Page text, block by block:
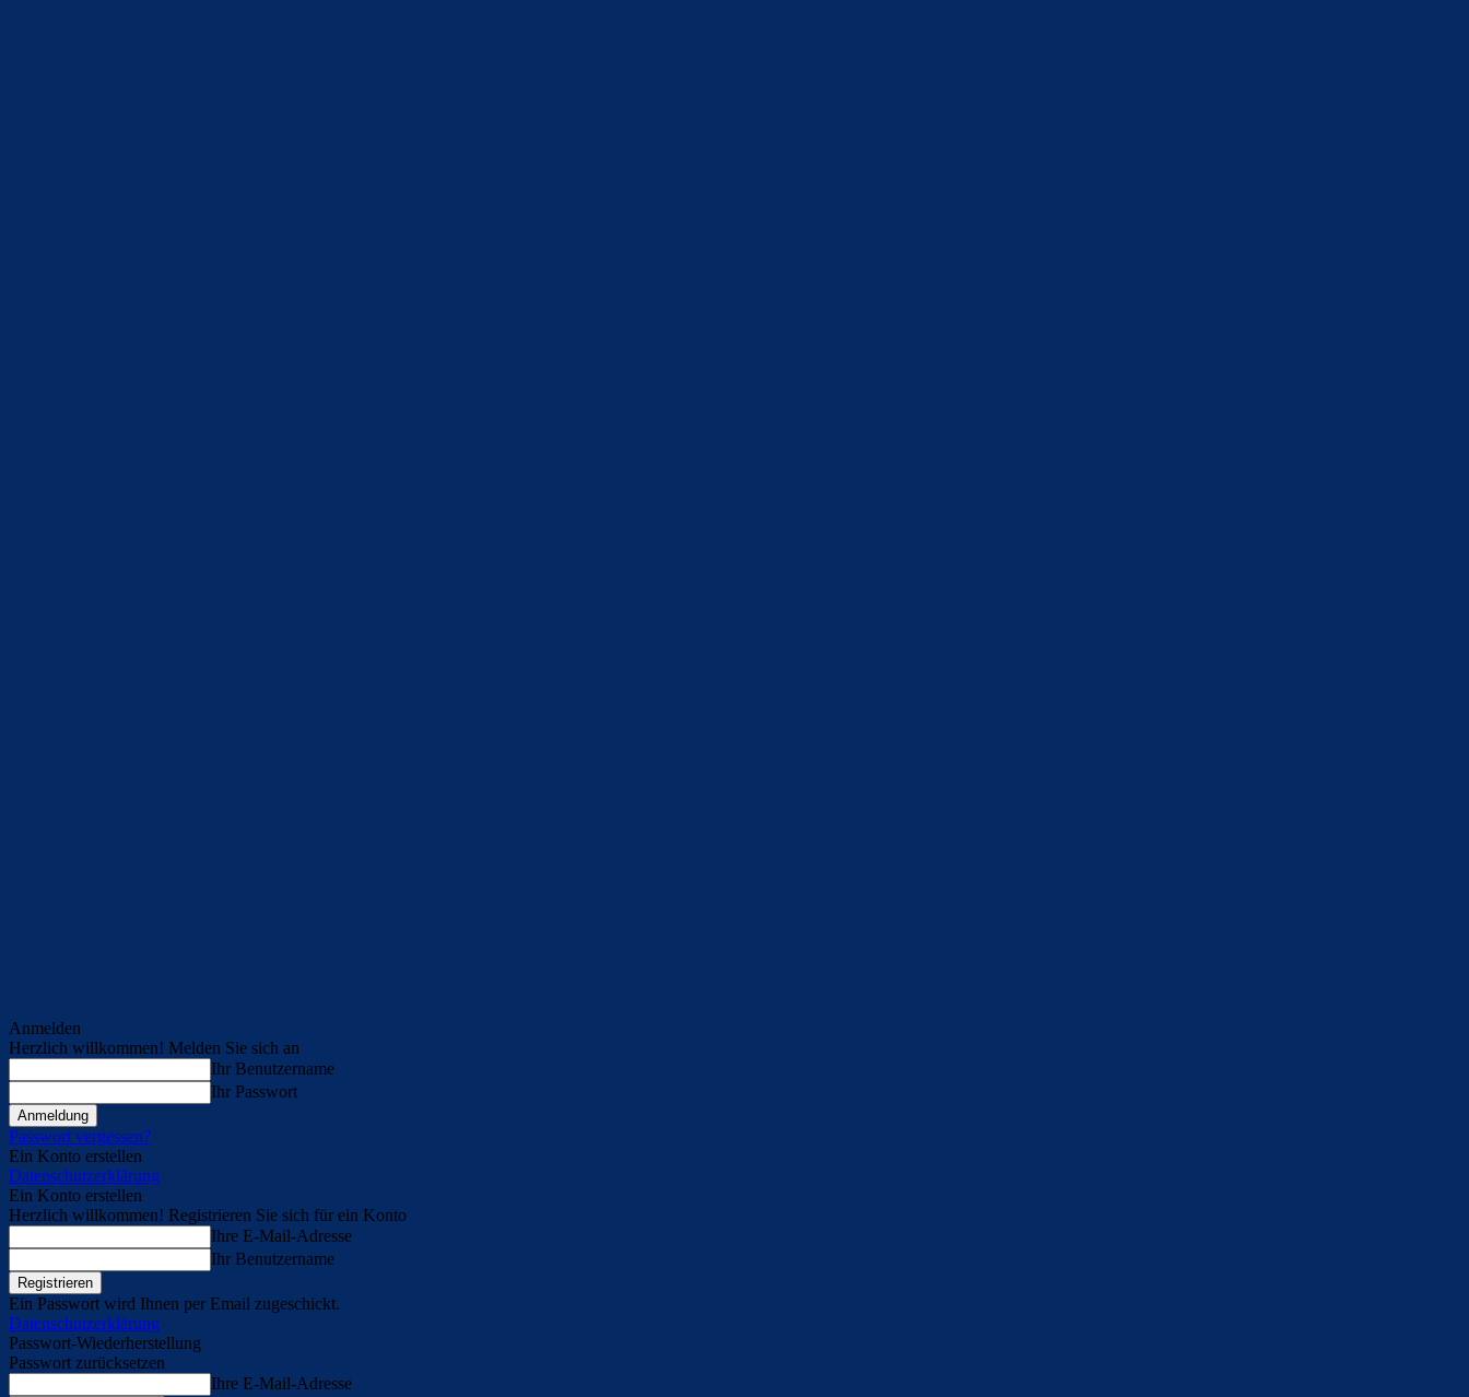
Anmelden
Herzlich willkommen! Melden Sie sich an
Ihr Benutzername
Ihr Passwort
Passwort vergessen?
Ein Konto erstellen
Datenschutzerklärung
Ein Konto erstellen
Herzlich willkommen! Registrieren Sie sich für ein Konto
Ihre E-Mail-Adresse
Ihr Benutzername
Ein Passwort wird Ihnen per Email zugeschickt.
Datenschutzerklärung
Passwort-Wiederherstellung
Passwort zurücksetzen
Ihre E-Mail-Adresse